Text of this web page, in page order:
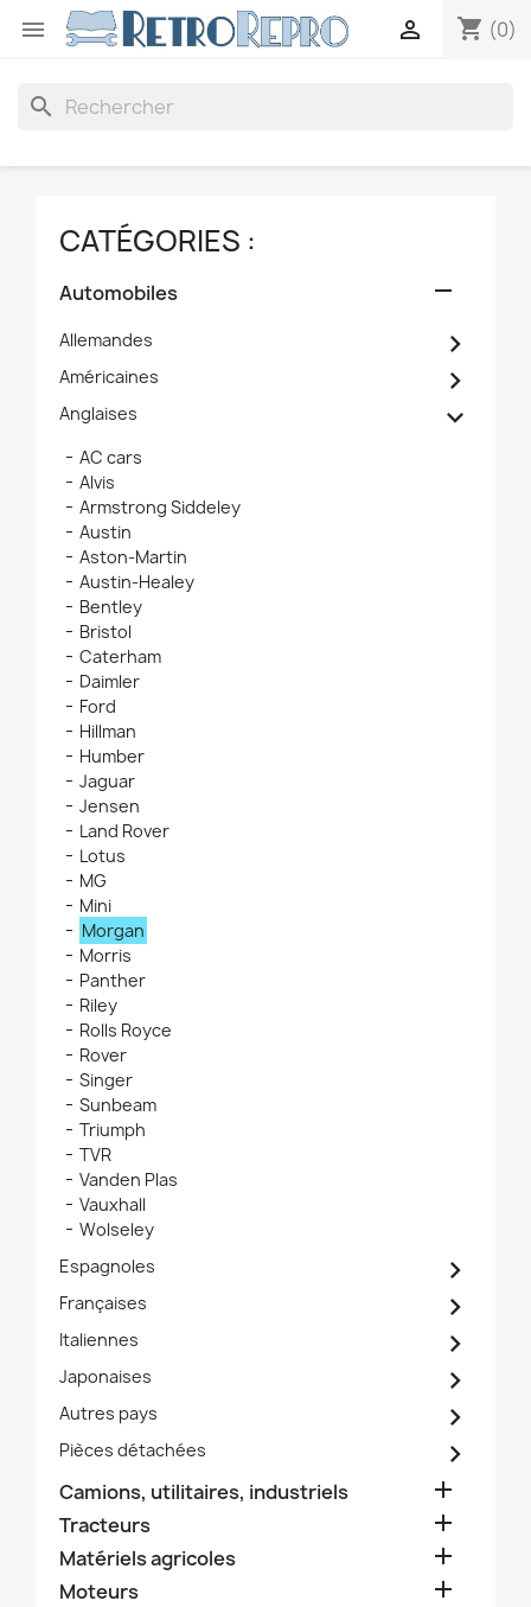
 shopping_cart (0)

search
CATÉGORIES :
Automobiles 
Allemandes 
Américaines 
Anglaises 
AC cars
Alvis
Armstrong Siddeley
Austin
Aston-Martin
Austin-Healey
Bentley
Bristol
Caterham
Daimler
Ford
Hillman
Humber
Jaguar
Jensen
Land Rover
Lotus
MG
Mini
Morgan
Morris
Panther
Riley
Rolls Royce
Rover
Singer
Sunbeam
Triumph
TVR
Vanden Plas
Vauxhall
Wolseley
Espagnoles

Françaises 
Italiennes 
Japonaises 
Autres pays 
Pièces détachées 
Camions, utilitaires, industriels 
Tracteurs 
Matériels agricoles 
Moteurs 